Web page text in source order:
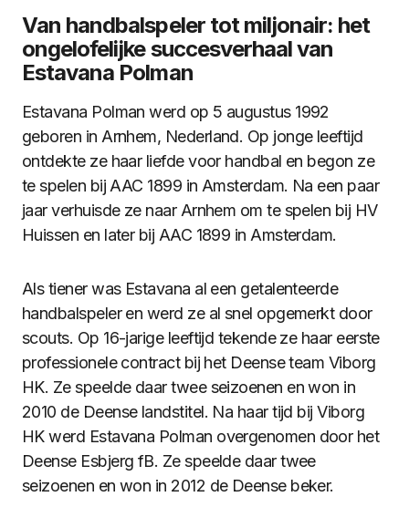
Van handbalspeler tot miljonair: het
ongelofelijke succesverhaal van
Estavana Polman
Estavana Polman werd op 5 augustus 1992
geboren in Arnhem, Nederland. Op jonge leeftijd
ontdekte ze haar liefde voor handbal en begon ze
te spelen bij AAC 1899 in Amsterdam. Na een paar
jaar verhuisde ze naar Arnhem om te spelen bij HV
Huissen en later bij AAC 1899 in Amsterdam.
Als tiener was Estavana al een getalenteerde
handbalspeler en werd ze al snel opgemerkt door
scouts. Op 16-jarige leeftijd tekende ze haar eerste
professionele contract bij het Deense team Viborg
HK. Ze speelde daar twee seizoenen en won in
2010 de Deense landstitel. Na haar tijd bij Viborg
HK werd Estavana Polman overgenomen door het
Deense Esbjerg fB. Ze speelde daar twee
seizoenen en won in 2012 de Deense beker.